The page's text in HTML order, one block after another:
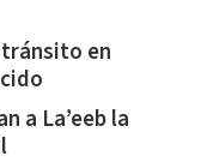
en
a La’eeb la